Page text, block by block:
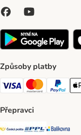
Způsoby platby
Visa Payment Method
MastercardPayPal
Přepravci
Česká pošta
PPL